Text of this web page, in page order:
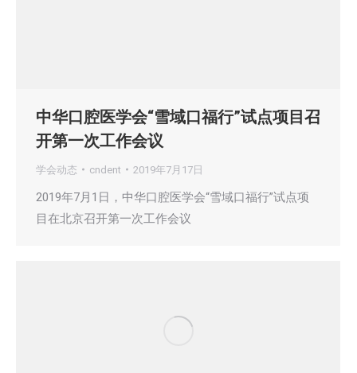
中华口腔医学会“雪域口福行”试点项目召
开第一次工作会议
学会动态 cndent 2019年7月17日
2019年7月1日，中华口腔医学会“雪域口福行”试点项
目在北京召开第一次工作会议